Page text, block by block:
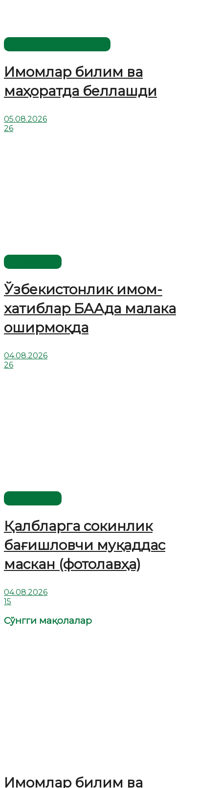
Имомлар билим ва
маҳоратда беллашди
05.08.2026
26
Ўзбекистонлик имом-
хатиблар БААда малака
оширмоқда
04.08.2026
26
Қалбларга сокинлик
бағишловчи муқаддас
маскан (фотолавҳа)
04.08.2026
15
Сўнгги мақолалар
Имомлар билим ва